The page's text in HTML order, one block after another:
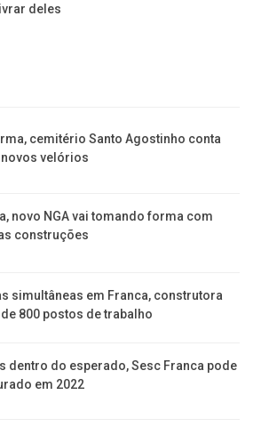
deles
cemitério Santo Agostinho conta
velórios
novo NGA vai tomando forma com
construções
simultâneas em Franca, construtora
800 postos de trabalho
dentro do esperado, Sesc Franca pode
em 2022